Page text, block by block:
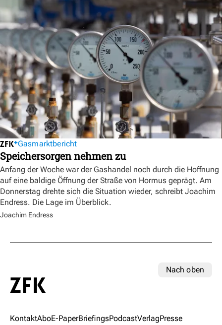
Gasmarktbericht
Speichersorgen nehmen zu
Anfang der Woche war der Gashandel noch durch die Hoffnung
auf eine baldige Öffnung der Straße von Hormus geprägt. Am
Donnerstag drehte sich die Situation wieder, schreibt Joachim
Endress. Die Lage im Überblick.
Joachim Endress
Nach oben
KontaktAboE-PaperBriefingsPodcastVerlagPresse